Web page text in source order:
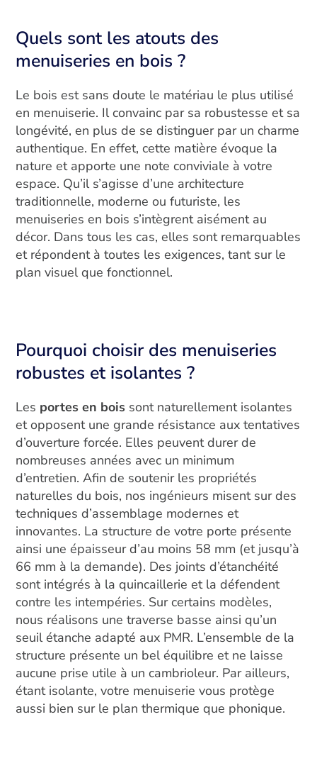
Quels sont les atouts des
menuiseries en bois ?
Le bois est sans doute le matériau le plus utilisé
en menuiserie. Il convainc par sa robustesse et sa
longévité, en plus de se distinguer par un charme
authentique. En effet, cette matière évoque la
nature et apporte une note conviviale à votre
espace. Qu’il s’agisse d’une architecture
traditionnelle, moderne ou futuriste, les
menuiseries en bois s’intègrent aisément au
décor. Dans tous les cas, elles sont remarquables
et répondent à toutes les exigences, tant sur le
plan visuel que fonctionnel.
Pourquoi choisir des menuiseries
robustes et isolantes ?
Les portes en bois sont naturellement isolantes
et opposent une grande résistance aux tentatives
d’ouverture forcée. Elles peuvent durer de
nombreuses années avec un minimum
d’entretien. Afin de soutenir les propriétés
naturelles du bois, nos ingénieurs misent sur des
techniques d’assemblage modernes et
innovantes. La structure de votre porte présente
ainsi une épaisseur d’au moins 58 mm (et jusqu’à
66 mm à la demande). Des joints d’étanchéité
sont intégrés à la quincaillerie et la défendent
contre les intempéries. Sur certains modèles,
nous réalisons une traverse basse ainsi qu’un
seuil étanche adapté aux PMR. L’ensemble de la
structure présente un bel équilibre et ne laisse
aucune prise utile à un cambrioleur. Par ailleurs,
étant isolante, votre menuiserie vous protège
aussi bien sur le plan thermique que phonique.